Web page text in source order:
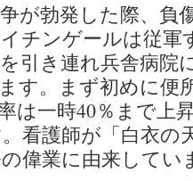
が勃発した際、負
チンゲールは従
引き連れ兵舎病院
す。まず初めに便
は一時40％まで上
看護師が「白衣の
偉業に由来してい